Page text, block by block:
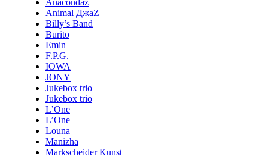
Anacondaz
Animal ДжаZ
Billy’s Band
Burito
Emin
F.P.G.
IOWA
JONY
Jukebox trio
Jukebox trio
L’One
L’One
Louna
Manizha
Markscheider Kunst